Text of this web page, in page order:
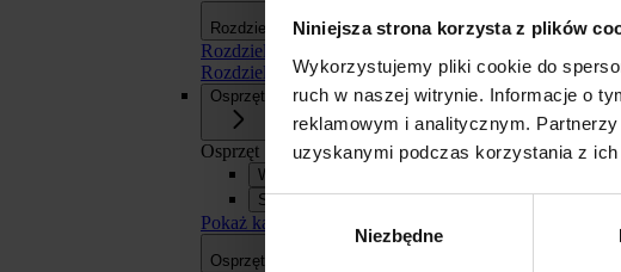
Niniejsza strona korzysta z plików
Wykorzystujemy pliki cookie do
ruch w naszej witrynie. Informacje o
reklamowym i analitycznym.
uzyskanymi podczas korzystania z ich
Wybór
zgody
Niezbędne
Rozdzielnice
Rozdzielnice
Rozdzielnice SN
Rozdzielnice nn
Osprzęt
Osprzęt
Wkładki bezpiecznikowe
Systemy szyn zbiorczych APASYS 60 mm
Pokaż kategorię
Osprzęt